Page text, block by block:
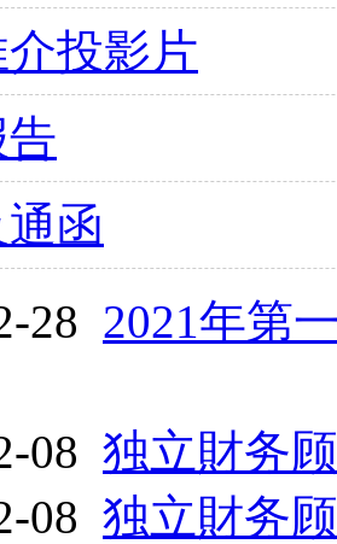
投影片
函
28 2021年第
08 独立財务
08 独立財务